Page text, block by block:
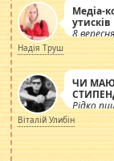
Медіа-
утисків
8
Надія Труш
ЧИ
Рідко
просто
Віталій Улибін